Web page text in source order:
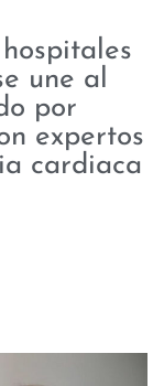
une al
por
expertos
cardiaca